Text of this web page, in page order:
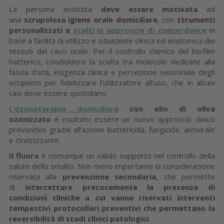
La persona assistita deve essere motivata ad
una scrupolosa igiene orale domiciliare, con strumenti
personalizzati e scelti in approccio di concordance in
base a facilità di utilizzo e situazione clinica ed anatomica dei
tessuti del cavo orale. Per il controllo chimico del biofilm
batterico, condividere la scelta tra molecole dedicate alla
fascia d’età, esigenza clinica e percezione sensoriale degli
eccipienti per fidelizzare l’utilizzatore all’uso, che in alcuni
casi deve essere quotidiano.
L’ozonoterapia domiciliare con olio di oliva
ozonizzato è risultato essere un nuovo approccio clinico
preventivo grazie all’azione battericida, fungicida, antivirale
e cicatrizzante.
Il fluoro è comunque un valido supporto nel controllo della
salute dello smalto. Non meno importante la considerazione
riservata alla prevenzione secondaria, che permette
di intercettare precocemente la presenza di
condizioni cliniche a cui vanno riservati interventi
tempestivi protocollari preventivi che permettano la
reversibilità di stadi clinici patologici.